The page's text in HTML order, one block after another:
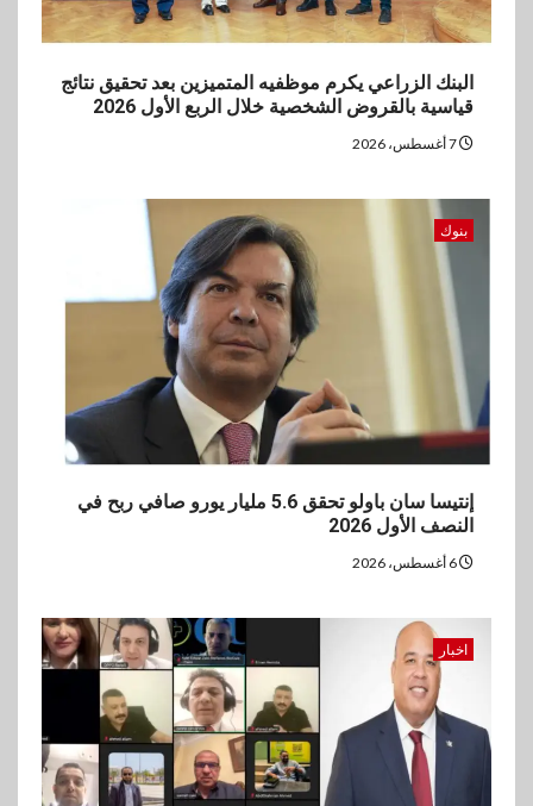
البنك الزراعي يكرم موظفيه المتميزين بعد تحقيق نتائج
قياسية بالقروض الشخصية خلال الربع الأول 2026
بنوك
إنتيسا سان باولو تحقق 5.6 مليار يورو صافي ربح في
النصف الأول 2026
اخبار